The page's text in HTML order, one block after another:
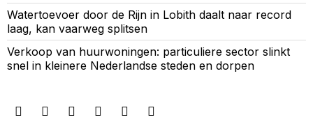
Watertoevoer door de Rijn in Lobith daalt naar record
laag, kan vaarweg splitsen
Verkoop van huurwoningen: particuliere sector slinkt
snel in kleinere Nederlandse steden en dorpen